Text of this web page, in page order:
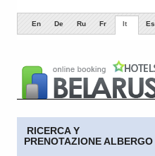
En De Ru Fr It Es
RICERCA Y
PRENOTAZIONE ALBERGO